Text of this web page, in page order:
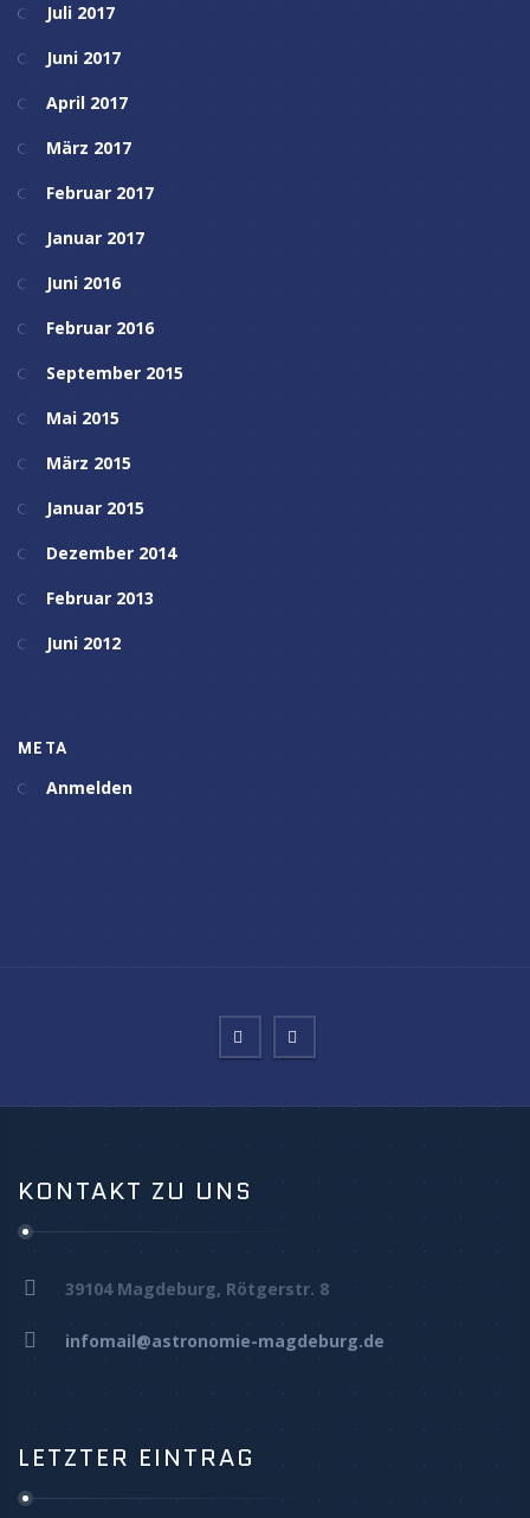
Juli 2017
Juni 2017
April 2017
März 2017
Februar 2017
Januar 2017
Juni 2016
Februar 2016
September 2015
Mai 2015
März 2015
Januar 2015
Dezember 2014
Februar 2013
Juni 2012
META
Anmelden
KONTAKT ZU UNS
39104 Magdeburg, Rötgerstr. 8
infomail@astronomie-magdeburg.de
LETZTER EINTRAG